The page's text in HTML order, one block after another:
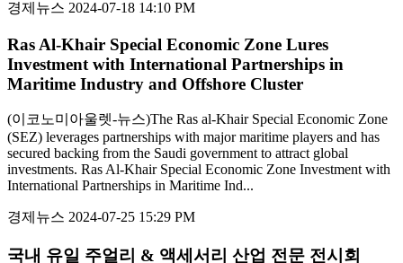
경제뉴스 2024-07-18 14:10 PM
Ras Al-Khair Special Economic Zone Lures
Investment with International Partnerships in
Maritime Industry and Offshore Cluster
(이코노미아울렛-뉴스)The Ras al-Khair Special Economic Zone
(SEZ) leverages partnerships with major maritime players and has
secured backing from the Saudi government to attract global
investments. Ras Al-Khair Special Economic Zone Investment with
International Partnerships in Maritime Ind...
경제뉴스 2024-07-25 15:29 PM
국내 유일 주얼리 & 액세서리 산업 전문 전시회